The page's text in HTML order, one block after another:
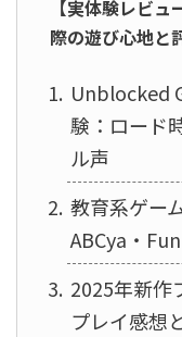
【実体験レビ
際の遊び心地と
Unblocked
験：ロード
ル声
教育系ゲー
ABCya・
2025年新作
プレイ感想